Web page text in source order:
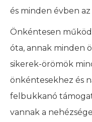
és minden évben
Önkéntesen
óta, annak minden
sikerek-örömök
önkéntesekhez és
felbukkanó
vannak a